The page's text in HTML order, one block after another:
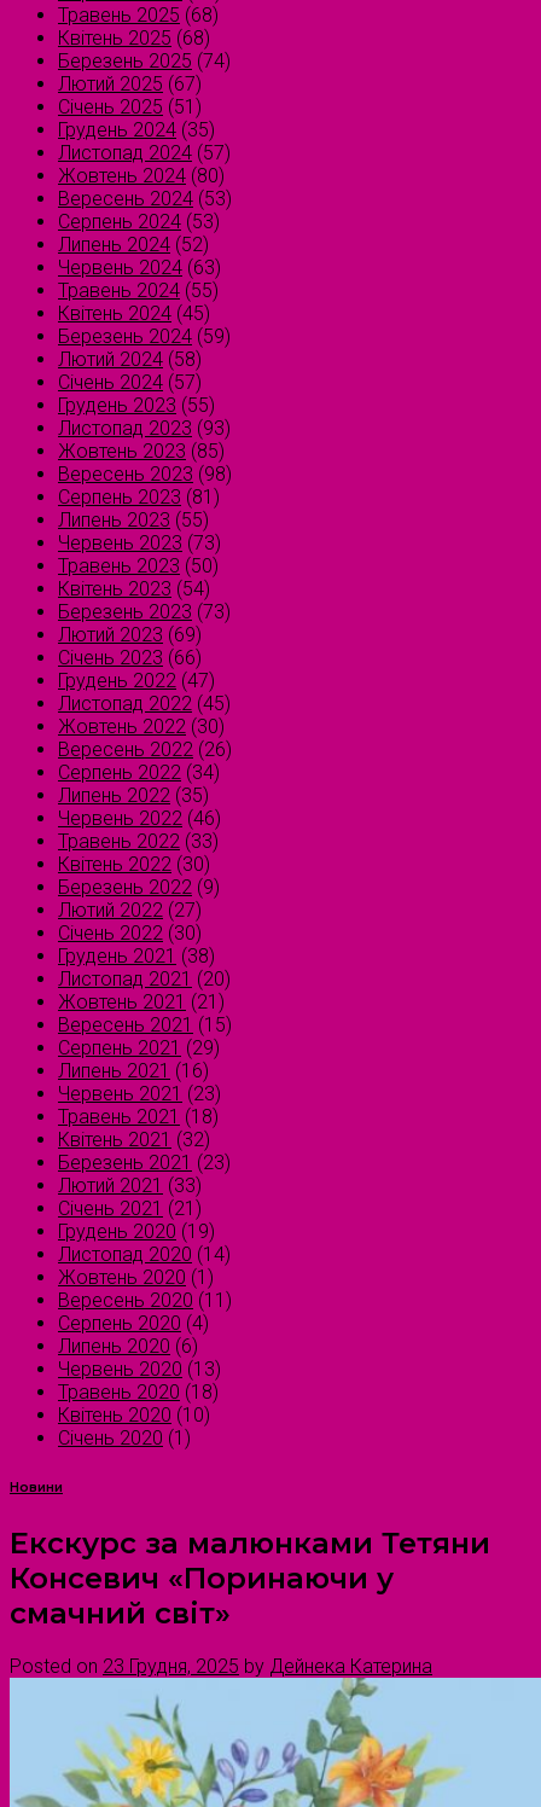
Травень 2025 (68)
Квітень 2025 (68)
Березень 2025 (74)
Лютий 2025 (67)
Січень 2025 (51)
Грудень 2024 (35)
Листопад 2024 (57)
Жовтень 2024 (80)
Вересень 2024 (53)
Серпень 2024 (53)
Липень 2024 (52)
Червень 2024 (63)
Травень 2024 (55)
Квітень 2024 (45)
Березень 2024 (59)
Лютий 2024 (58)
Січень 2024 (57)
Грудень 2023 (55)
Листопад 2023 (93)
Жовтень 2023 (85)
Вересень 2023 (98)
Серпень 2023 (81)
Липень 2023 (55)
Червень 2023 (73)
Травень 2023 (50)
Квітень 2023 (54)
Березень 2023 (73)
Лютий 2023 (69)
Січень 2023 (66)
Грудень 2022 (47)
Листопад 2022 (45)
Жовтень 2022 (30)
Вересень 2022 (26)
Серпень 2022 (34)
Липень 2022 (35)
Червень 2022 (46)
Травень 2022 (33)
Квітень 2022 (30)
Березень 2022 (9)
Лютий 2022 (27)
Січень 2022 (30)
Грудень 2021 (38)
Листопад 2021 (20)
Жовтень 2021 (21)
Вересень 2021 (15)
Серпень 2021 (29)
Липень 2021 (16)
Червень 2021 (23)
Травень 2021 (18)
Квітень 2021 (32)
Березень 2021 (23)
Лютий 2021 (33)
Січень 2021 (21)
Грудень 2020 (19)
Листопад 2020 (14)
Жовтень 2020 (1)
Вересень 2020 (11)
Серпень 2020 (4)
Липень 2020 (6)
Червень 2020 (13)
Травень 2020 (18)
Квітень 2020 (10)
Січень 2020 (1)
Новини
Екскурс за малюнками Тетяни
Консевич «Поринаючи у
смачний світ»
Posted on 23 Грудня, 2025 by Дейнека Катерина